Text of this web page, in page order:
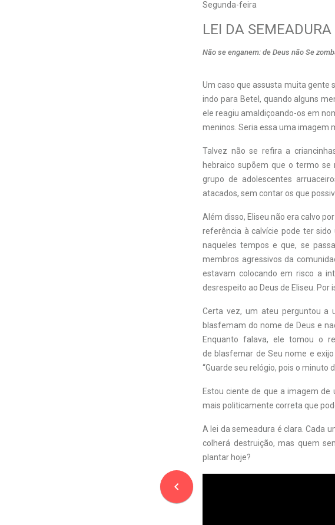
Segunda-feira
navigate_before
LEI DA SEMEADURA
Não se enganem: de Deus não Se
Um caso que assusta muita gente
indo para Betel, quando alguns
ele reagiu amaldiçoando-os em
meninos. Seria essa uma imagem
Talvez não se refira a
hebraico supõem que o termo
grupo de adolescentes
atacados, sem contar os que
Além disso, Eliseu não era calvo
referência à calvície pode ter
naqueles tempos e que, se
membros agressivos da
estavam colocando em risco a
desrespeito ao Deus de Eliseu.
Certa vez, um ateu perguntou a
blasfemam do nome de Deus e
Enquanto falava, ele tomou o
de blasfemar de Seu nome e
“Guarde seu relógio, pois o minuto
Estou ciente de que a imagem de
mais politicamente correta que
A lei da semeadura é clara. Cada
colherá destruição, mas quem
plantar hoje?